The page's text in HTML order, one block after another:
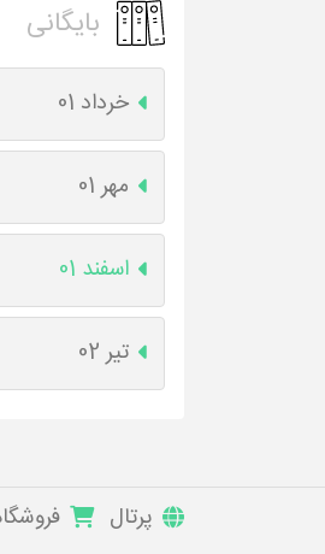
بایگانی
خرداد 01
مهر 01
اسفند 01
تیر 02
پرتال